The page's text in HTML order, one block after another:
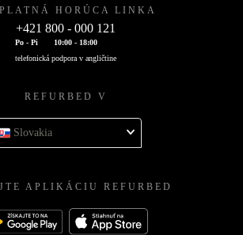
HORÚCA LINKA
+421 800 - 000 121
Po - Pi
10:00 - 18:00
telefonická podpora v angličtine
REFURBED V
Slovakia
APLIKÁCIU REFURBED